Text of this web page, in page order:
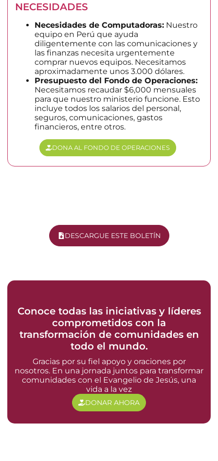
NECESIDADES
Necesidades de Computadoras: Nuestro
equipo en Perú que ayuda
diligentemente con las comunicaciones y
las finanzas necesita urgentemente
comprar nuevos equipos. Necesitamos
aproximadamente unos 3.000 dólares.
Presupuesto del Fondo de Operaciones:
Necesitamos recaudar $6,000 mensuales
para que nuestro ministerio funcione. Esto
incluye todos los salarios del personal,
seguros, comunicaciones, gastos
financieros, entre otros.
DONA AL FONDO DE OPERACIONES
DESCARGUE ESTE BOLETÍN
Conoce todas las iniciativas y líderes
comprometidos con la
transformación de comunidades en
todo el mundo.
Gracias por su fiel apoyo y oraciones por
nosotros. En una jornada juntos para transformar
comunidades con el Evangelio de Jesús, una
vida a la vez
DONAR AHORA